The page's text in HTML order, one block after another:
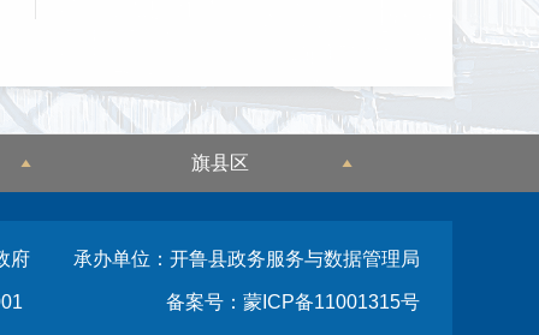
旗县区
府 承办单位：开鲁县政务服务与数据管理局
备案号：蒙ICP备11001315号